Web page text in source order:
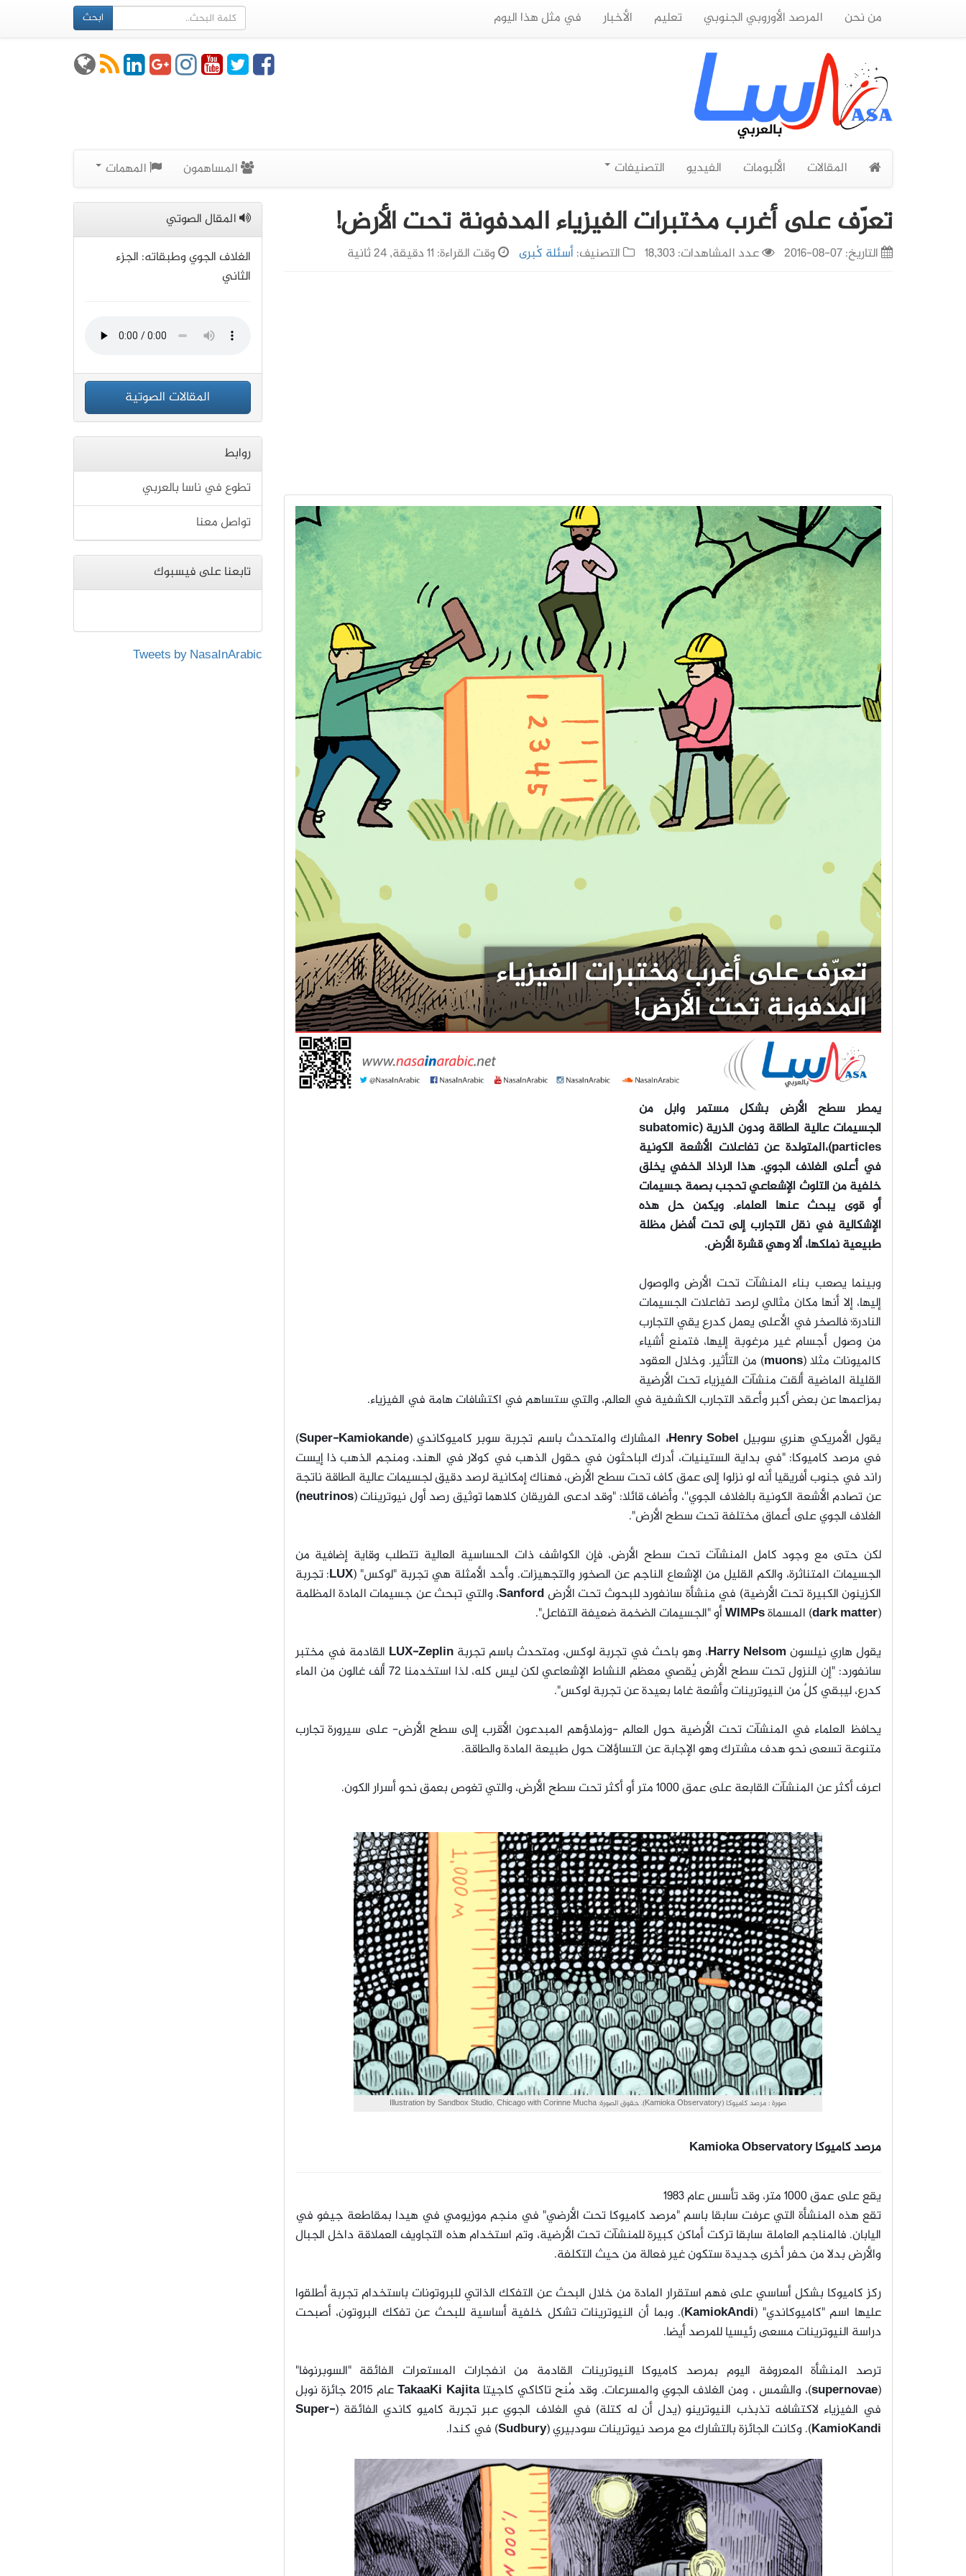
من نحن المرصد الأوروبي الجنوبي تعليم الأخبار في مثل هذا اليوم ابحث
المقالات الألبومات الفيديو التصنيفات المساهمون المهمات
تعرّف على أغرب مختبرات الفيزياء المدفونة تحت الأرض!
التاريخ:07-08-2016 عدد المشاهدات: 18,303 التصنيف:أسئلة كُبرى وقت القراءة: 11 دقيقة, 24 ثانية
يمطر سطح الأرض بشكل مستمر وابل من
الجسيمات عالية الطاقة ودون الذرية (subatomic
particles)،المتولدة عن تفاعلات الأشعة الكونية
في أعلى الغلاف الجوي. هذا الرذاذ الخفي يخلق
خلفية من التلوث الإشعاعي تحجب بصمة جسيمات
أو قوى يبحث عنها العلماء. ويكمن حل هذه
الإشكالية في نقل التجارب إلى تحت أفضل مظلة
طبيعية نملكها، ألا وهي قشرة الأرض.
وبينما يصعب بناء المنشآت تحت الأرض والوصول
إليها، إلا أنها مكان مثالي لرصد تفاعلات الجسيمات
النادرة؛ فالصخر في الأعلى يعمل كدرع يقي التجارب
من وصول أجسام غير مرغوبة إليها، فتمنع أشياء
كالميونات مثلا (muons) من التأثير. وخلال العقود
القليلة الماضية ألقت منشآت الفيزياء تحت الأرضية
بمزاعمها عن بعض أكبر وأعقد التجارب الكشفية في العالم، والتي ستساهم في اكتشافات هامة في الفيزياء.
يقول الأمريكي هنري سوبيل Henry Sobel، المشارك والمتحدث باسم تجربة سوبر كاميوكاندي (Super-Kamiokande
)
في مرصد كاميوكا: "في بداية الستينيات، أدرك الباحثون في حقول الذهب في كولار في الهند، ومنجم الذهب ذا إيست
راند في جنوب أفريقيا أنه لو نزلوا إلى عمق كاف تحت سطح الأرض، فهناك إمكانية لرصد دقيق لجسيمات عالية الطاقة ناتجة
عن تصادم الأشعة الكونية بالغلاف الجوي''، وأضاف قائلا: "وقد ادعى الفريقان كلاهما توثيق رصد أول نيوترينات (neutrinos)
الغلاف الجوي على أعماق مختلفة تحت سطح الأرض".
لكن حتى مع وجود كامل المنشآت تحت سطح الأرض، فإن الكواشف ذات الحساسية العالية تتطلب وقاية إضافية من
الجسيمات المتناثرة، والكم القليل من الإشعاع الناجم عن الصخور والتجهيزات. وأحد الأمثلة هي تجربة "لوكس" (LUX: تجربة
الكزينون الكبيرة تحت الأرضية) في منشأة سانفورد للبحوث تحت الأرض
، والتي تبحث عن جسيمات المادة المظلمة
(
dark matter) المسماةWIMPsأو "الجسيمات الضخمة ضعيفة التفاعل".
يقول هاري نيلسون
، وهو باحث في تجربة لوكس، ومتحدث باسم تجربةLUX-Zeplin القادمة في مختبر
سانفورد: "إن النزول تحت سطح الأرض يُقصي معظم النشاط الإشعاعي لكن ليس كله، لذا استخدمنا 72 ألف غالون من الماء
كدرع، ليبقي كلٌ من النيوترينات وأشعة غاما بعيدة عن تجربة لوكس".
يحافظ العلماء في المنشآت تحت الأرضية حول العالم -وزملاؤهم المبدعون الأقرب إلى سطح الأرض- على سيرورة تجارب
متنوعة تسعى نحو هدف مشترك وهو الإجابة عن التساؤلات حول طبيعة المادة والطاقة.
اعرف أكثر عن المنشآت القابعة على عمق 1000 متر أو أكثر تحت سطح الأرض، والتي تغوص بعمق نحو أسرار الكون.
صورة : مرصد كاميوكا (Kamioka Observatory). حقوق الصورة: Illustration by Sandbox Studio, Chicago with Corinne Mucha
مرصد كاميوكا Kamioka Observatory
يقع على عمق 1000 متر، وقد تأسس عام 1983
تقع هذه المنشأة التي عرفت سابقا باسم "مرصد كاميوكا تحت الأرضي" في منجم موزيومي في هيدا بمقاطعة جيفو في
اليابان. فالمناجم العاملة سابقا تركت أماكن كبيرة للمنشآت تحت الأرضية، وتم استخدام هذه التجاويف العملاقة داخل الجبال
والأرض بدلا من حفر أخرى جديدة ستكون غير فعالة من حيث التكلفة.
ركز كاميوكا بشكل أساسي على فهم استقرار المادة من خلال البحث عن التفكك الذاتي للبروتونات باستخدام تجربة أطلقوا
عليها اسم "كاميوكاندي" (KamiokAndi). وبما أن النيوترينات تشكل خلفية أساسية للبحث عن تفكك البروتون، أصبحت
دراسة النيوترينات مسعى رئيسيا للمرصد أيضا.
ترصد المنشأة المعروفة اليوم بمرصد كاميوكا النيوترينات القادمة من انفجارات المستعرات الفائقة "السوبرنوفا"
(
supernovae)، والشمس ، ومن الغلاف الجوي والمسرعات. وقد مُنح تاكاكي كاجيتاTakaaKi Kajita
عام 2015 جائزة نوبل
في الفيزياء لاكتشافه تذبذب النيوترينو (يدل أن له كتلة) في الغلاف الجوي عبر تجربة كاميو كاندي الفائقة (Super-
KamioKandi). وكانت الجائزة بالتشارك مع مرصد نيوترينات سودبيري (Sudbury) في كندا.
المقال الصوتي
الغلاف الجوي وطبقاته: الجزء
الثاني
المقالات الصوتية
روابط
تطوع في ناسا بالعربي
تواصل معنا
تابعنا على فيسبوك
Tweets by NasaInArabic